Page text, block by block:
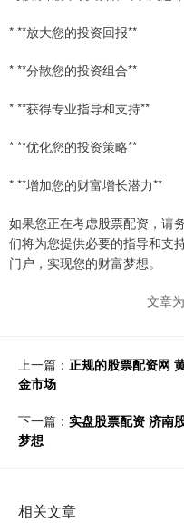
* **放大您的投资回报**
* **分散您的投资组合**
* **获得专业指导和支持**
* **优化您的投资策略**
* **增加您的财富增长潜力**
如果您正在考虑股票配资，请
们将为您提供必要的指导和支
门户，实现您的财富梦想。
文章
上一篇： 正规的股票配资网
金市场
下一篇： 实盘股票配资 济南
梦想
相关文章